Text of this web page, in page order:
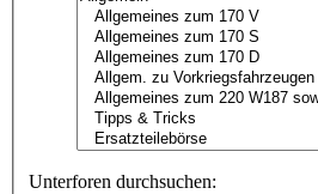
Unterforen durchsuchen: